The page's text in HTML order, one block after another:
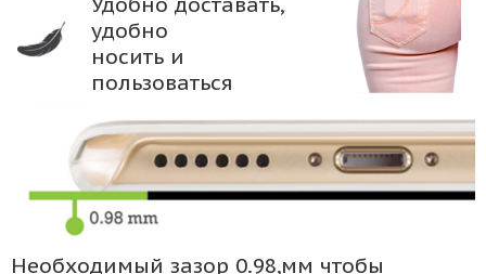
удобно
носить и
пользоваться
Необходимый зазор 0.98,мм чтобы